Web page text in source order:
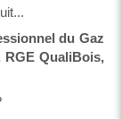
du Gaz
RGE QualiBois,